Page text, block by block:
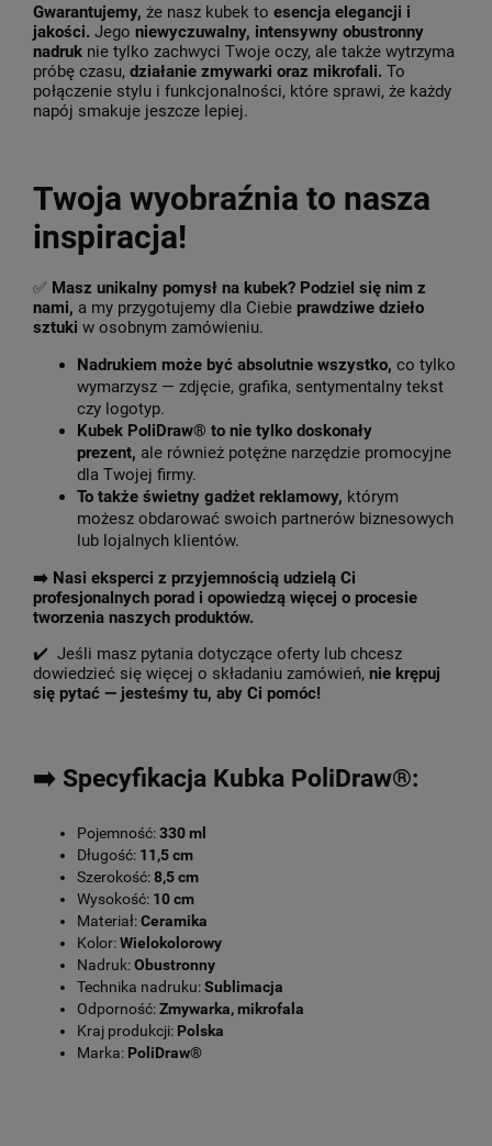
Gwarantujemy, że nasz kubek to esencja elegancji i
jakości. Jego niewyczuwalny, intensywny obustronny
nadruk nie tylko zachwyci Twoje oczy, ale także wytrzyma
próbę czasu, działanie zmywarki oraz mikrofali. To
połączenie stylu i funkcjonalności, które sprawi, że każdy
napój smakuje jeszcze lepiej.
Twoja wyobraźnia to nasza
inspiracja!
✅ Masz unikalny pomysł na kubek? Podziel się nim z
nami, a my przygotujemy dla Ciebie prawdziwe dzieło
sztuki w osobnym zamówieniu.
Nadrukiem może być absolutnie wszystko, co tylko
wymarzysz — zdjęcie, grafika, sentymentalny tekst
czy logotyp.
Kubek PoliDraw® to nie tylko doskonały
prezent, ale również potężne narzędzie promocyjne
dla Twojej firmy.
To także świetny gadżet reklamowy, którym
możesz obdarować swoich partnerów biznesowych
lub lojalnych klientów.
➡️ Nasi eksperci z przyjemnością udzielą Ci
profesjonalnych porad i opowiedzą więcej o procesie
tworzenia naszych produktów.
✔️ Jeśli masz pytania dotyczące oferty lub chcesz
dowiedzieć się więcej o składaniu zamówień, nie krępuj
się pytać — jesteśmy tu, aby Ci pomóc!
➡️ Specyfikacja Kubka PoliDraw®:
Pojemność:330 ml
Długość: 11,5 cm
Szerokość:8,5 cm
Wysokość: 10 cm
Materiał:Ceramika
Kolor:Wielokolorowy
Nadruk:Obustronny
Technika nadruku:Sublimacja
Odporność:Zmywarka, mikrofala
Kraj produkcji: Polska
Marka: PoliDraw®